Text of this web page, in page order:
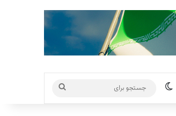
تغییر پوسته
برای